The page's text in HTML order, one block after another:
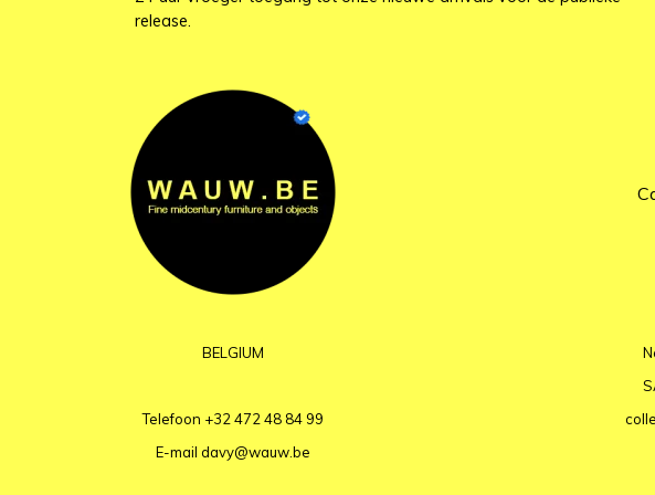
release.
BELGIUM
Telefoon +32 472 48 84 99
E-mail davy@wauw.be